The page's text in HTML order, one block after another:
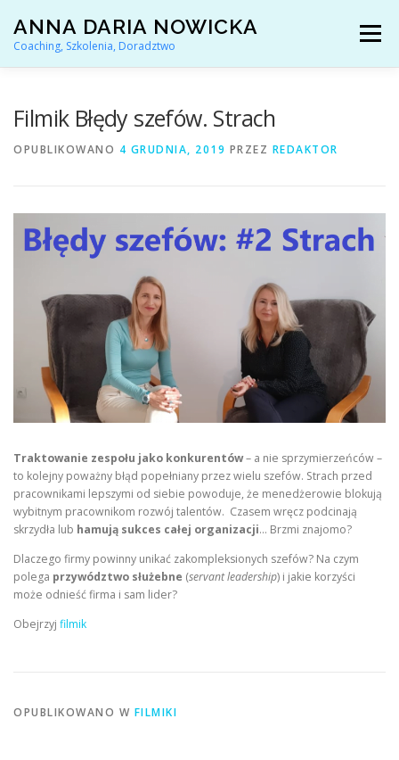
treści
ANNA DARIA NOWICKA
Coaching, Szkolenia, Doradztwo
Menu
ARTYKUŁY I YOUTUBE REFERENCJE O MNIE
KONTAKT
Filmik Błędy szefów. Strach
OPUBLIKOWANO 4 GRUDNIA, 2019 PRZEZ REDAKTOR
Traktowanie zespołu jako konkurentów– a nie sprzymierzeńców –
to kolejny poważny błąd popełniany przez wielu szefów. Strach przed
pracownikami lepszymi od siebie powoduje, że menedżerowie blokują
wybitnym pracownikom rozwój talentów. Czasem wręcz podcinają
skrzydła lub hamują sukces całej organizacji… Brzmi znajomo?
Dlaczego firmy powinny unikać zakompleksionych szefów? Na czym
polega przywództwo służebne (servant leadership) i jakie korzyści
może odnieść firma i sam lider?
Obejrzyj filmik
OPUBLIKOWANO W FILMIKI